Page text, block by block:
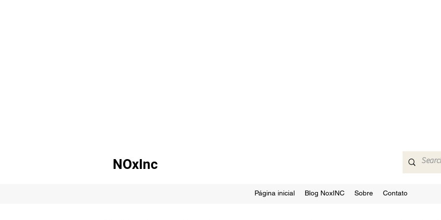
NOxInc
Página inicial Blog NoxINC Sobre Contato